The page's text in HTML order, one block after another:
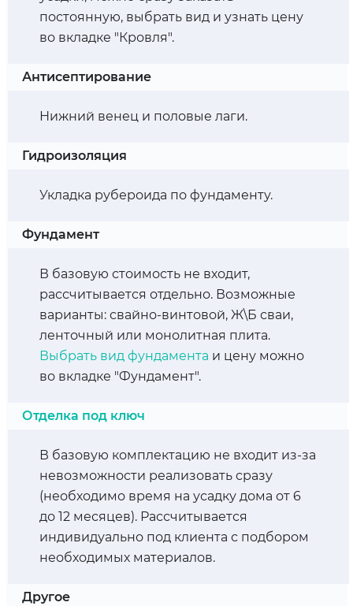
постоянную, выбрать вид и узнать цену
во вкладке "Кровля".
Антисептирование
Нижний венец и половые лаги.
Гидроизоляция
Укладка рубероида по фундаменту.
Фундамент
В базовую стоимость не входит,
рассчитывается отдельно. Возможные
варианты: свайно-винтовой, Ж\Б сваи,
ленточный или монолитная плита.
Выбрать вид фундамента и цену можно
во вкладке "Фундамент".
Отделка под ключ
В базовую комплектацию не входит из-за
невозможности реализовать сразу
(необходимо время на усадку дома от 6
до 12 месяцев). Рассчитывается
индивидуально под клиента с подбором
необходимых материалов.
Другое